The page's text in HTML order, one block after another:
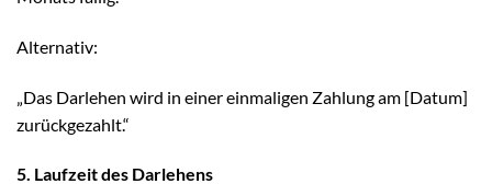
Alternativ:
„Das Darlehen wird in einer einmaligen Zahlung am [Datum]
zurückgezahlt.“
5. Laufzeit des Darlehens